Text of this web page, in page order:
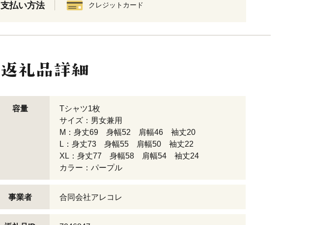
支払い方法 クレジットカード
容量
Tシャツ1枚
サイズ：男女兼用
M：身丈69 身幅52 肩幅46 袖丈20
L：身丈73 身幅55 肩幅50 袖丈22
XL：身丈77 身幅58 肩幅54 袖丈24
カラー：パープル
事業者 合同会社アレコレ